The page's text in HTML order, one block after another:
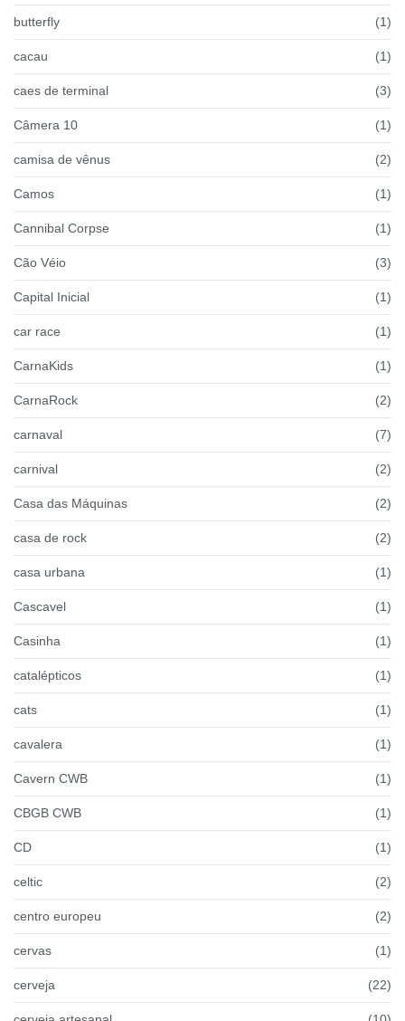
butterfly (1)
cacau (1)
caes de terminal (3)
Câmera 10 (1)
camisa de vênus (2)
Camos (1)
Cannibal Corpse (1)
Cão Véio (3)
Capital Inicial (1)
car race (1)
CarnaKids (1)
CarnaRock (2)
carnaval (7)
carnival (2)
Casa das Máquinas (2)
casa de rock (2)
casa urbana (1)
Cascavel (1)
Casinha (1)
catalépticos (1)
cats (1)
cavalera (1)
Cavern CWB (1)
CBGB CWB (1)
CD (1)
celtic (2)
centro europeu (2)
cervas (1)
cerveja (22)